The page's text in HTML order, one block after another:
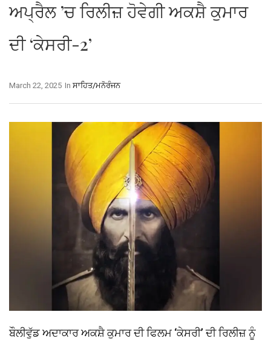
ਅਪ੍ਰੈਲ ’ਚ ਰਿਲੀਜ਼ ਹੋਵੇਗੀ ਅਕਸ਼ੈ ਕੁਮਾਰ
ਦੀ ‘ਕੇਸਰੀ-2’
In ਸਾਹਿਤ/ਮਨੋਰੰਜਨ
March 22, 2025
ਬੌਲੀਵੁੱਡ ਅਦਾਕਾਰ ਅਕਸ਼ੈ ਕੁਮਾਰ ਦੀ ਫਿਲਮ ‘ਕੇਸਰੀ’ ਦੀ ਰਿਲੀਜ਼ ਨੂੰ